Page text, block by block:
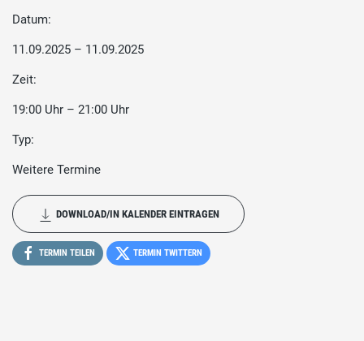
Datum:
11.09.2025 – 11.09.2025
Zeit:
19:00 Uhr – 21:00 Uhr
Typ:
Weitere Termine
DOWNLOAD/IN KALENDER EINTRAGEN
TERMIN TEILEN TERMIN TWITTERN